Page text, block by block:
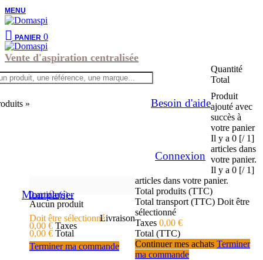
MENU
PANIER 0
Vente d'aspiration centralisée
» Besoin d'aide
Connexion
Panier 0
0 article(s) -
Mon panier
Aucun produit
Doit être sélectionnéLivraison
0,00 € Taxes
0,00 € Total
Terminer ma commande
Quantité
Total
Produit
ajouté avec
succès à
votre panier
Il y a 0 [/ 1]
articles dans
votre panier.
Il y a 0 [/ 1]
articles dans votre panier.
Total produits (TTC)
Total transport (TTC) Doit être
sélectionné
Taxes 0,00 €
Total (TTC)
Continuer mes achats Terminer
ma commande